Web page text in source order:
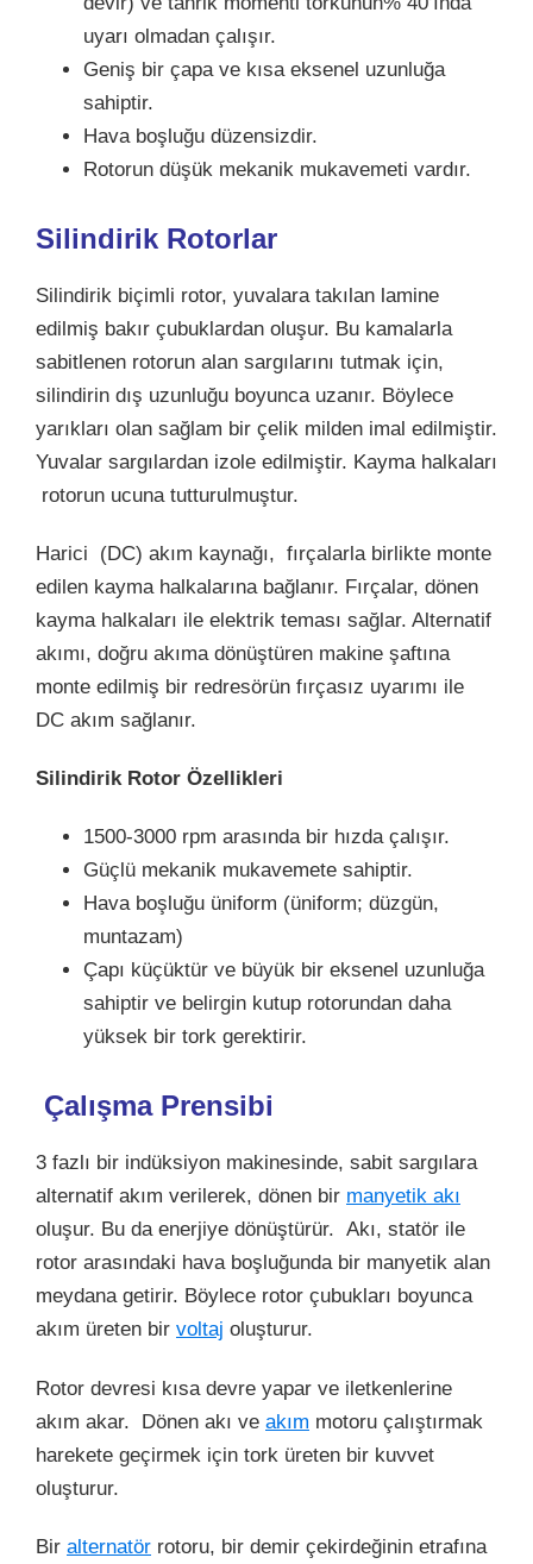
uyarı olmadan çalışır.
Geniş bir çapa ve kısa eksenel uzunluğa
sahiptir.
Hava boşluğu düzensizdir.
Rotorun düşük mekanik mukavemeti vardır.
Silindirik Rotorlar
Silindirik biçimli rotor, yuvalara takılan lamine
edilmiş bakır çubuklardan oluşur. Bu kamalarla
sabitlenen rotorun alan sargılarını tutmak için,
silindirin dış uzunluğu boyunca uzanır. Böylece
yarıkları olan sağlam bir çelik milden imal edilmiştir.
Yuvalar sargılardan izole edilmiştir. Kayma halkaları
rotorun ucuna tutturulmuştur.
Harici (DC) akım kaynağı, fırçalarla birlikte monte
edilen kayma halkalarına bağlanır. Fırçalar, dönen
kayma halkaları ile elektrik teması sağlar. Alternatif
akımı, doğru akıma dönüştüren makine şaftına
monte edilmiş bir redresörün fırçasız uyarımı ile
DC akım sağlanır.
Silindirik Rotor Özellikleri
1500-3000 rpm arasında bir hızda çalışır.
Güçlü mekanik mukavemete sahiptir.
Hava boşluğu üniform (üniform; düzgün,
muntazam)
Çapı küçüktür ve büyük bir eksenel uzunluğa
sahiptir ve belirgin kutup rotorundan daha
yüksek bir tork gerektirir.
Çalışma Prensibi
3 fazlı bir indüksiyon makinesinde, sabit sargılara
alternatif akım verilerek, dönen bir manyetik akı
oluşur. Bu da enerjiye dönüştürür. Akı, statör ile
rotor arasındaki hava boşluğunda bir manyetik alan
meydana getirir. Böylece rotor çubukları boyunca
akım üreten bir voltaj oluşturur.
Rotor devresi kısa devre yapar ve iletkenlerine
akım akar. Dönen akı ve akım motoru çalıştırmak
harekete geçirmek için tork üreten bir kuvvet
oluşturur.
Bir alternatör rotoru, bir demir çekirdeğinin etrafına